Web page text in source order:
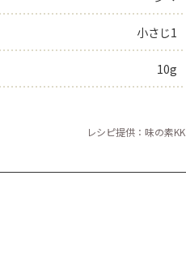
小さじ1
10g
レシピ提供：味の素KK